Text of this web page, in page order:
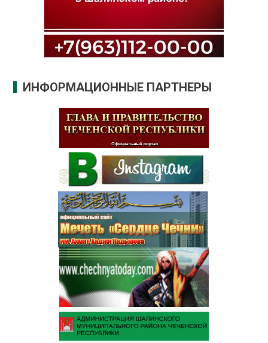
ИНФОРМАЦИОННЫЕ ПАРТНЕРЫ